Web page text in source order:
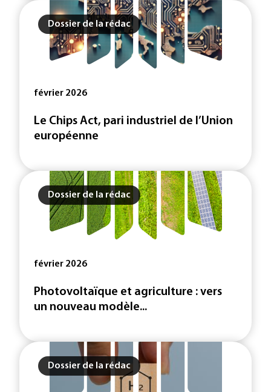
Dossier de la rédac
février 2026
Le Chips Act, pari industriel de l’Union
européenne
Dossier de la rédac
février 2026
Photovoltaïque et agriculture : vers
un nouveau modèle...
Dossier de la rédac